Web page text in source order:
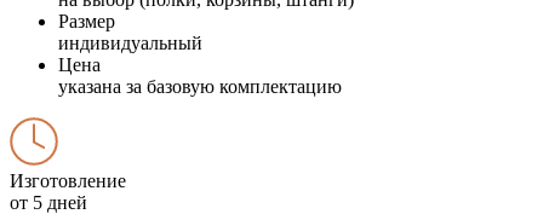
Размер
индивидуальный
Цена
указана за базовую комплектацию
Изготовление
от 5 дней